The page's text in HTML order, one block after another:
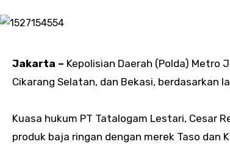
Jakarta – Kepolisian Daerah (Polda)
Cikarang Selatan, dan Bekasi, berdasarkan
Kuasa hukum PT Tatalogam Lestari, Cesar
produk baja ringan dengan merek Taso dan